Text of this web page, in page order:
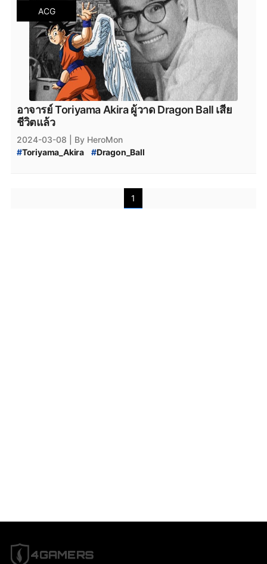
ACG
อาจารย์ Toriyama Akira ผู้วาด Dragon Ball เสีย
ชีวิตแล้ว
2024-03-08
| By HeroMon
#Toriyama_Akira #Dragon_Ball
1